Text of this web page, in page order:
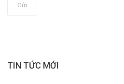
Gửi
TIN TỨC MỚI